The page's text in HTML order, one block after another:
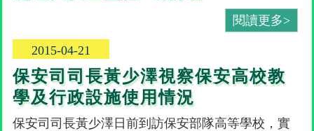
閱讀更多>
2015-04-21
保安司司長黃少澤視察保安高校教
學及行政設施使用情況
保安司司長黃少澤日前到訪保安部隊高等學校，實